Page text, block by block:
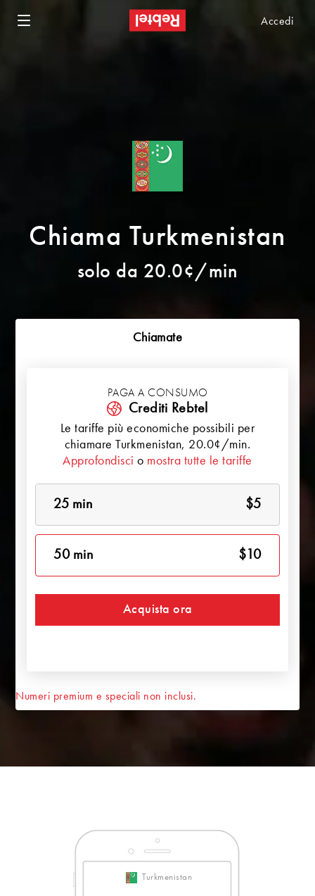
Accedi
Chiama Turkmenistan
solo da 20.0¢/min
Chiamate
PAGA A CONSUMO
Crediti Rebtel
Le tariffe più economiche possibili per
chiamare Turkmenistan, 20.0¢/min.
Approfondisci o mostra tutte le tariffe
25 min $5
50 min $10
Acquista ora
Numeri premium e speciali non inclusi.
Turkmenistan